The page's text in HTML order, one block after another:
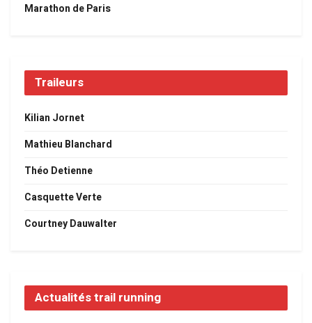
Marathon de Paris
Traileurs
Kilian Jornet
Mathieu Blanchard
Théo Detienne
Casquette Verte
Courtney Dauwalter
Actualités trail running